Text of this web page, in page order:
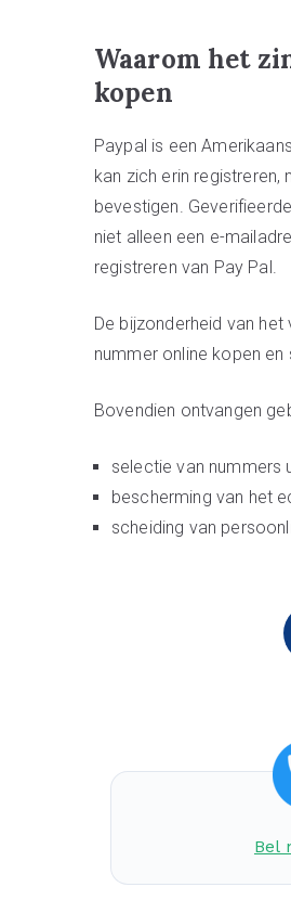
Waarom het
kopen
Paypal is een
kan zich erin
bevestigen.
niet alleen een e-
registreren van Pay Pal.
De bijzonderheid van
nummer online kopen
Bovendien ontvangen
selectie van nummers
bescherming van het
scheiding van
Bel